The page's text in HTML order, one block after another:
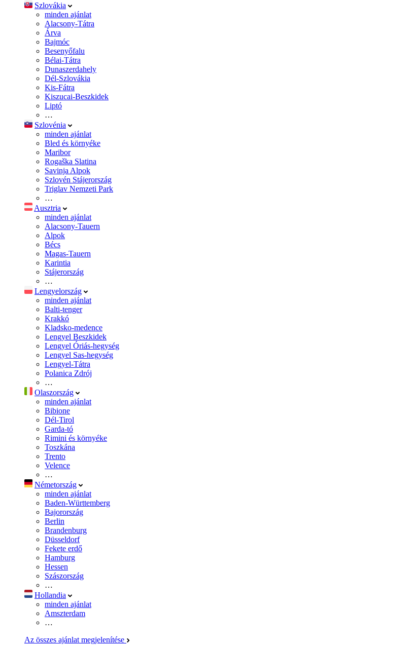
Szlovákia
minden ajánlat
Alacsony-Tátra
Árva
Bajmóc
Besenyőfalu
Bélai-Tátra
Dunaszerdahely
Dél-Szlovákia
Kis-Fátra
Kiszucai-Beszkidek
Liptó
…
Szlovénia
minden ajánlat
Bled és környéke
Maribor
Rogaška Slatina
Savinja Alpok
Szlovén Stájerország
Triglav Nemzeti Park
…
Ausztria
minden ajánlat
Alacsony-Tauern
Alpok
Bécs
Magas-Tauern
Karintia
Stájerország
…
Lengyelország
minden ajánlat
Balti-tenger
Krakkó
Kladsko-medence
Lengyel Beszkidek
Lengyel Óriás-hegység
Lengyel Sas-hegység
Lengyel-Tátra
Polanica Zdrój
…
Olaszország
minden ajánlat
Bibione
Dél-Tirol
Garda-tó
Rimini és környéke
Toszkána
Trento
Velence
…
Németország
minden ajánlat
Baden-Württemberg
Bajorország
Berlin
Brandenburg
Düsseldorf
Fekete erdő
Hamburg
Hessen
Szászország
…
Hollandia
minden ajánlat
Amszterdam
…
Az összes ajánlat megjelenítése